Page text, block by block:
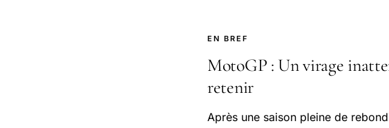
EN BREF
MotoGP : Un virage
retenir
Après une saison pleine de